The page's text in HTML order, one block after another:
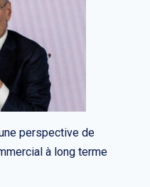
perspective de
à long terme